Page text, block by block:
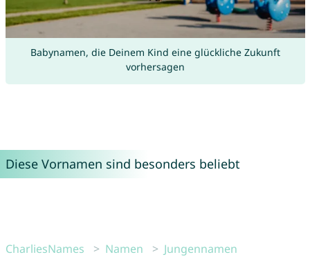
Babynamen, die Deinem Kind eine glückliche Zukunft
vorhersagen
Diese Vornamen sind besonders beliebt
CharliesNames Namen
Jungennamen